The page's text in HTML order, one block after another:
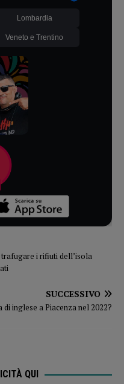
Lombardia
Veneto e Trentino
trafugare i rifiuti dell’isola
SUCCESSIVO
inglese a Piacenza nel 2022?
QUI